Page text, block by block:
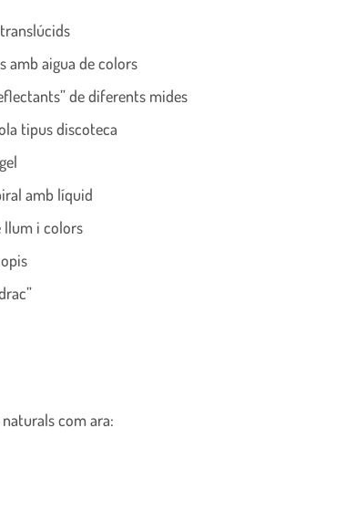
amb aigua de colors
de diferents mides
tipus discoteca
amb líquid
llum i colors
com ara: